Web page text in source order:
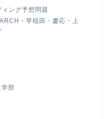
ング予想問題
・早稲田・慶応・上
部